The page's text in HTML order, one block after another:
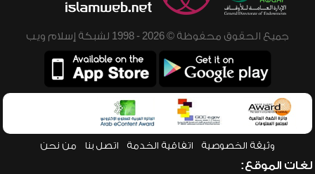
جميع الحقوق محفوظة © 2026 - 1998 لشبكة إسلام ويب
وثيقة الخصوصية اتفاقية الخدمة اتصل بنا من نحن
لغات الموقع: